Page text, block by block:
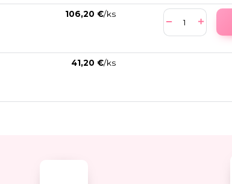
106,20 €/ks
41,20 €/ks